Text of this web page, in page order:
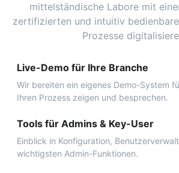
mittelständische Labore mit
zertifizierten und intuitiv
Prozesse
Live-Demo für Ihre Branche
Wir bereiten ein eigenes Demo-System
Ihren Prozess zeigen und besprechen.
Tools für Admins & Key-User
Einblick in Konfiguration,
wichtigsten Admin-Funktionen.